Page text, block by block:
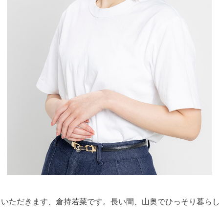
ただきます、倉持若菜です。⻑い間、⼭奥でひっそり暮ら